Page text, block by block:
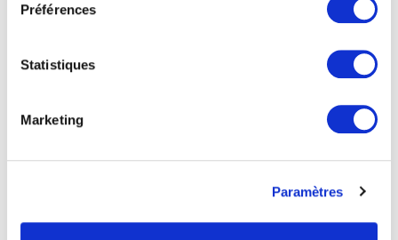
Préférences
Statistiques
Marketing
Paramètres